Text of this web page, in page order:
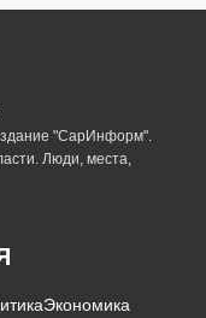
"СарИнформ".
Люди, места,
Экономика